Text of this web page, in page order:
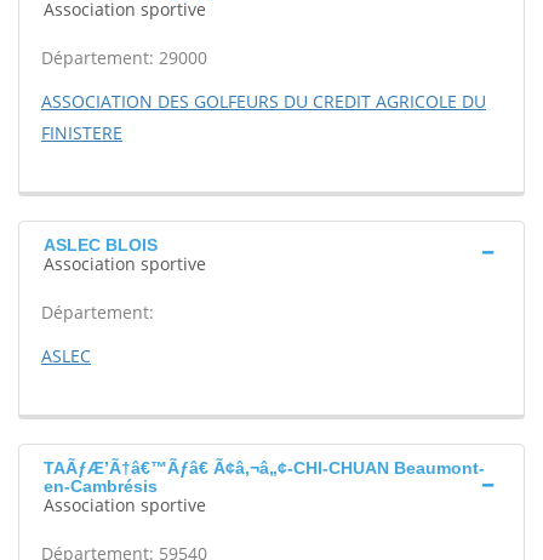
Association sportive
Département: 29000
ASSOCIATION DES GOLFEURS DU CREDIT AGRICOLE DU
FINISTERE
ASLEC BLOIS
Association sportive
Département:
ASLEC
TAÃƒÆ’Ã†â€™Ãƒâ€ Ã¢â‚¬â„¢-CHI-CHUAN Beaumont-
en-Cambrésis
Association sportive
Département: 59540